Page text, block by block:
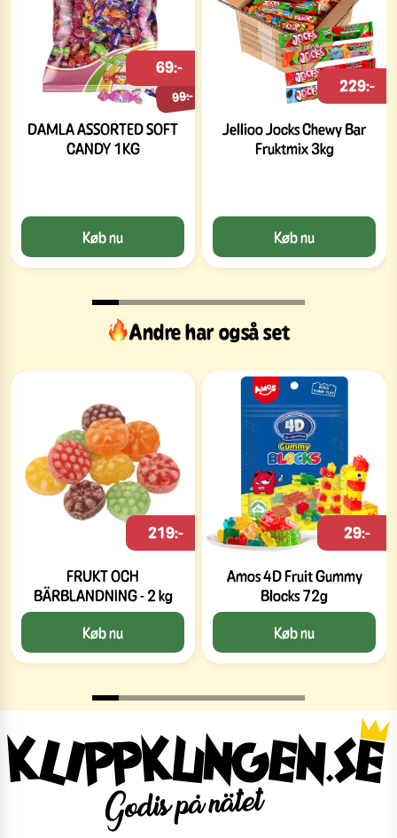
DAMLA ASSORTED SOFT
CANDY 1KG
99:-
69:-
Køb nu
Jellioo Jocks Chewy Bar
Fruktmix 3kg
229:-
Køb nu
Andre har også set
FRUKT OCH
BÄRBLANDNING - 2 kg
219:-
Køb nu
Amos 4D Fruit Gummy
Blocks 72g
29:-
Køb nu